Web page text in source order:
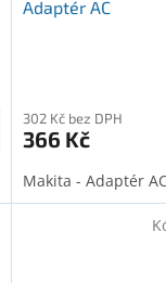
Adaptér AC
302 Kč bez DPH
366 Kč
Makita - Adaptér